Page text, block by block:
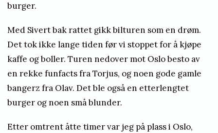
burger.
Med Sivert bak rattet gikk bilturen som en drøm.
Det tok ikke lange tiden før vi stoppet for å kjøpe
kaffe og boller. Turen nedover mot Oslo besto av
en rekke funfacts fra Torjus, og noen gode gamle
bangerz fra Olav. Det ble også en etterlengtet
burger og noen små blunder.
Etter omtrent åtte timer var jeg på plass i Oslo,